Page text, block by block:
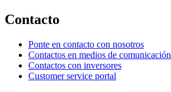
Contacto
Ponte en contacto con nosotros
Contactos en medios de comunicación
Contactos con inversores
Customer service portal